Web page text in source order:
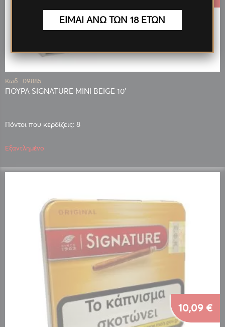
Κωδ.: 09885
ΠΟΥΡΑ SIGNATURE MINI BEIGE 10'
Πόντοι που κερδίζεις: 8
Εξαντλημένο
10,09 €
ΕΙΜΑΙ ΑΝΩ ΤΩΝ 18 ΕΤΩΝ